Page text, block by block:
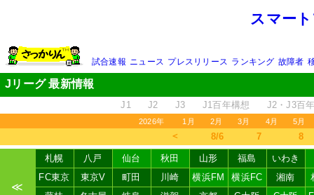
スマー
試合速報 ニュース プレスリリース ランキング 故障者
Jリーグ 最新情報
J1 J2 J3 J1百年構想 J2・J3百
2026年 1月 2月 3月 4月 5月
＜ 8/6 7 8
≪
札幌 八戸 仙台 秋田 山形 福島
いわき
FC東京
東京V 町田 川崎 横浜FM 横浜FC 湘南